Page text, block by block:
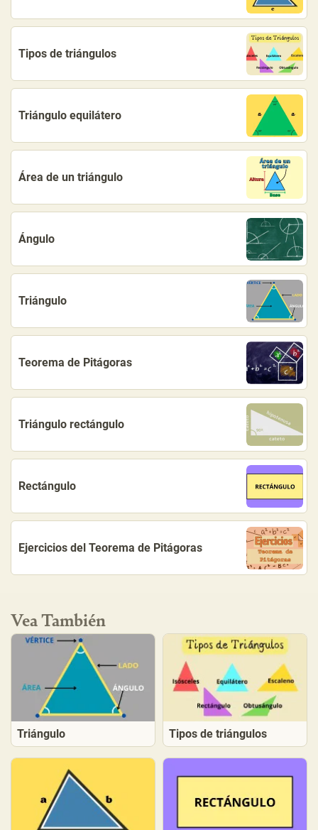
Tipos de triángulos
Triángulo equilátero
Área de un triángulo
Ángulo
Triángulo
Teorema de Pitágoras
Triángulo rectángulo
Rectángulo
Ejercicios del Teorema de Pitágoras
Vea También
Triángulo Tipos de triángulos